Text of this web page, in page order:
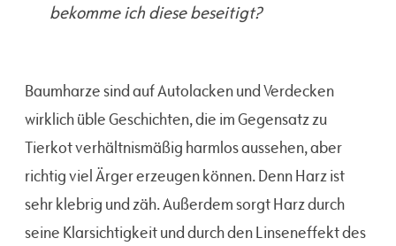
bekomme ich diese beseitigt?
Baumharze sind auf Autolacken und Verdecken
wirklich üble Geschichten, die im Gegensatz zu
Tierkot verhältnismäßig harmlos aussehen, aber
richtig viel Ärger erzeugen können. Denn Harz ist
sehr klebrig und zäh. Außerdem sorgt Harz durch
seine Klarsichtigkeit und durch den Linseneffekt des